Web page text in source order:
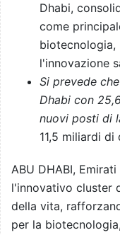
Dhabi,
come
biotecnologia,
l'innovazione
Si prevede
Dhabi con
nuovi posti di
11,5 miliardi di
ABU DHABI,
l'innovativo cluster
della vita,
per la